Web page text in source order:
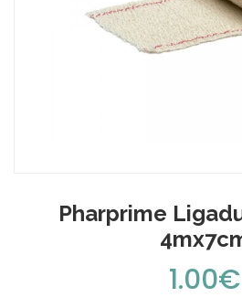
Pharprime
1.00€